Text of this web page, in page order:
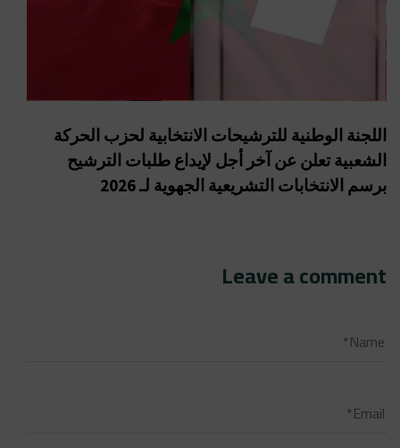
اللجنة الوطنية للترشيحات الانتخابية لحزب الحركة
الشعبية تعلن عن آخر أجل لإيداع طلبات الترشيح
برسم الانتخابات التشريعية الجهوية لـ 2026
Leave a comment